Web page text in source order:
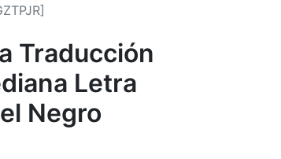
Traducción
Letra
Negro